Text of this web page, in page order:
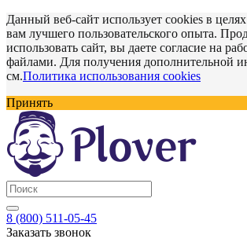
Данный веб-сайт использует cookies в
вам лучшего пользовательского опыта.
использовать сайт, вы даете согласие на
файлами. Для получения дополнительной
см.Политика использования cookies
Принять
8 (800) 511-05-45
Заказать звонок